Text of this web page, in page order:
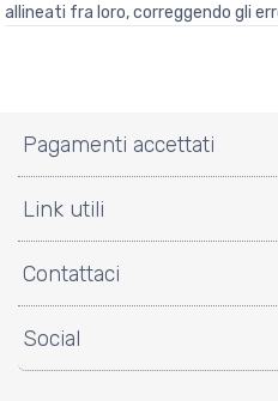
allineati fra loro, correggendo gli
Pagamenti accettati
Link utili
Contattaci
Social